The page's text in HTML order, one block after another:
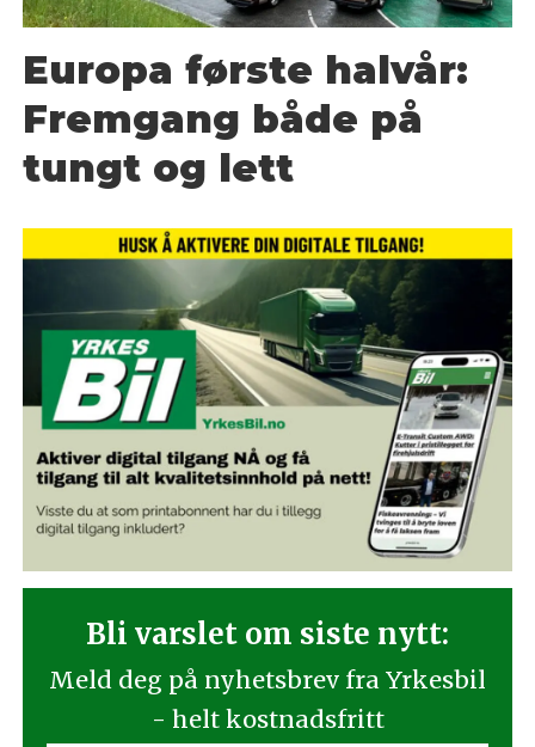
Europa første halvår:
Fremgang både på
tungt og lett
Bli varslet om siste nytt:
Meld deg på nyhetsbrev fra Yrkesbil
- helt kostnadsfritt